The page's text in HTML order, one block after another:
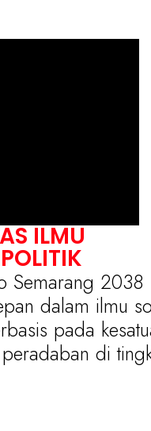
ILMU
Semarang 2038
dalam ilmu
pada
di